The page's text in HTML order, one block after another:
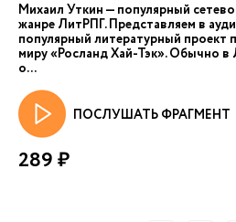
Михаил Уткин — популярный
жанре ЛитРПГ. Представляем в
популярный литературный проект
миру «Росланд Хай-Тэк». Обычно
о...
ПОСЛУШАТЬ ФРАГМЕНТ
289 ₽